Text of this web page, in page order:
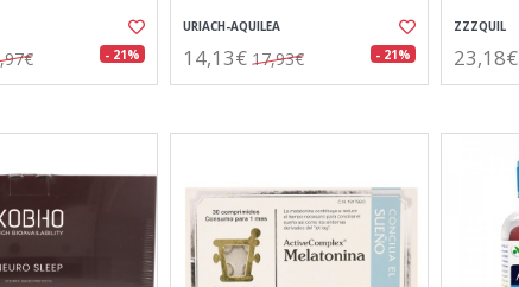
- 21%
URIACH-AQUILEA
14,13€ 17,93€ - 21%
ZZZQUIL
23,18€